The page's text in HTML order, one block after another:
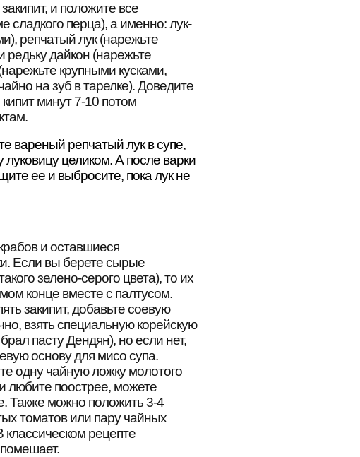
и положите все
сладкого перца), а именно: лук-
репчатый лук (нарежьте
редьку дайкон (нарежьте
крупными кусками,
на зуб в тарелке). Доведите
минут 7-10 потом
вареный репчатый лук в супе,
целиком. А после варки
ее и выбросите, пока лук не
и оставшиеся
Если вы берете сырые
зелено-серого цвета), то их
конце вместе с палтусом.
закипит, добавьте соевую
взять специальную корейскую
пасту Дендян), но если нет,
основу для мисо супа.
одну чайную ложку молотого
любите поострее, можете
Также можно положить 3-4
томатов или пару чайных
рецепте